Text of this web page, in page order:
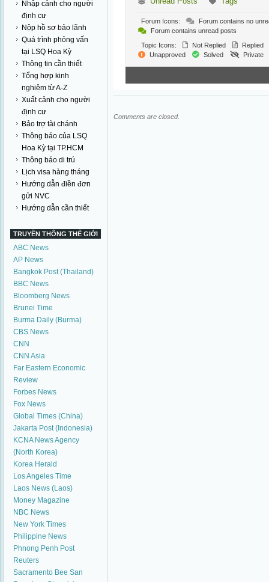
Nhập cảnh cho người
định cư
Nộp hồ sơ bảo lãnh
Quá trình phỏng vấn
tại LSQ Hoa Kỳ
Thông tin cần thiết
Tổng hợp kinh
nghiệm từ A-Z
Xuất cảnh cho người
định cư
Bảo trợ tài chánh
Thông báo của LSQ
Hoa Kỳ tại TP.HCM
Thông báo di trú
Lịch visa hàng tháng
Hướng dẫn điền đơn
gửi NVC
Hướng dẫn cần thiết
TRUYỀN THÔNG THẾ GIỚI
ABC News
AP News
Bangkok Post (Thailand)
BBC News
Bloomberg News
Brunei Time
Burma Daily (Burma)
CBS News
CNN
CNN Asia
Far Eastern Economic
Review
Forbes News
Fox News
Global Times (China)
Jakarta Post (Indonesia)
KCNA News Agency
(North Korea)
Korea Herald
Los Angeles Time
Laos News (Laos)
Money Magazine
NBC News
New York Times
Philippine News
Phnong Penh Post
Reuters
Sacramento Bee San
Forum Icons:
Forum contains no
Forum contains unread posts
Topic Icons:
Not Replied
Replied
Unapproved
Solved Private
Comments are closed.